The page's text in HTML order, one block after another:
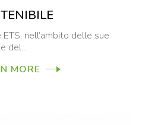
nell’ambito delle sue
del...
MORE